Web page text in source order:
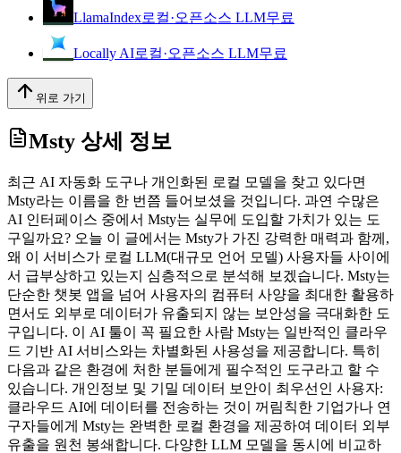
LlamaIndex로컬·오픈소스 LLM무료
Locally AI로컬·오픈소스 LLM무료
위로 가기
Msty 상세 정보
최근 AI 자동화 도구나 개인화된 로컬 모델을 찾고 있다면
Msty라는 이름을 한 번쯤 들어보셨을 것입니다. 과연 수많은
AI 인터페이스 중에서 Msty는 실무에 도입할 가치가 있는 도
구일까요? 오늘 이 글에서는 Msty가 가진 강력한 매력과 함께,
왜 이 서비스가 로컬 LLM(대규모 언어 모델) 사용자들 사이에
서 급부상하고 있는지 심층적으로 분석해 보겠습니다. Msty는
단순한 챗봇 앱을 넘어 사용자의 컴퓨터 사양을 최대한 활용하
면서도 외부로 데이터가 유출되지 않는 보안성을 극대화한 도
구입니다. 이 AI 툴이 꼭 필요한 사람 Msty는 일반적인 클라우
드 기반 AI 서비스와는 차별화된 사용성을 제공합니다. 특히
다음과 같은 환경에 처한 분들에게 필수적인 도구라고 할 수
있습니다. 개인정보 및 기밀 데이터 보안이 최우선인 사용자:
클라우드 AI에 데이터를 전송하는 것이 꺼림칙한 기업가나 연
구자들에게 Msty는 완벽한 로컬 환경을 제공하여 데이터 외부
유출을 원천 봉쇄합니다. 다양한 LLM 모델을 동시에 비교하